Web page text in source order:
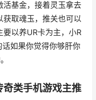
活基金，接着灵玉拿去
取魂玉，推关也可以
以养UR卡为主，小R
如果你觉得你够肝你
类手机游戏主推